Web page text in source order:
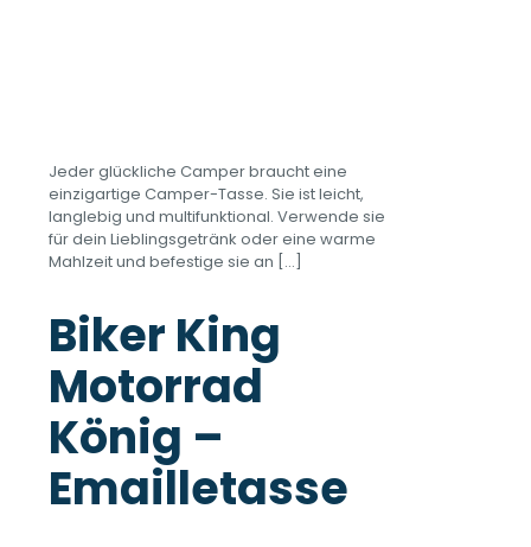
Jeder glückliche Camper braucht eine
einzigartige Camper-Tasse. Sie ist leicht,
langlebig und multifunktional. Verwende sie
für dein Lieblingsgetränk oder eine warme
Mahlzeit und befestige sie an […]
Biker King
Motorrad
König –
Emailletasse